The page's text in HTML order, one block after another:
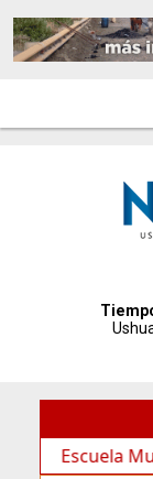
Municipal